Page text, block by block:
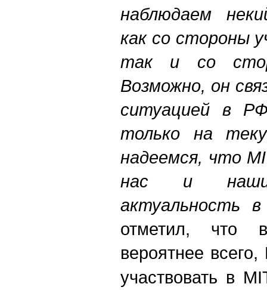
наблюдаем
как со стороны
так и со
Возможно, он
ситуацией в
только на
надеемся, что
нас и
актуальность
отметил, что
вероятнее
участвовать в